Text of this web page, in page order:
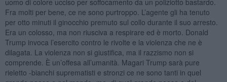
Fra molti per bene, ce ne sono purtroppo. L’agente gli ha tenuto
per otto minuti il ginocchio premuto sul collo durante il suo arresto.
Era un colosso, ma non riusciva a respirare ed è morto. Donald
Trump invoca l’esercito contro le rivolte e la violenza che ne è
dilagata. La violenza non si giustifica, ma il razzismo non si
comprende. È un’offesa all’umanità. Magari Trump sarà pure
rieletto -bianchi suprematisti e stronzi ce ne sono tanti in quel